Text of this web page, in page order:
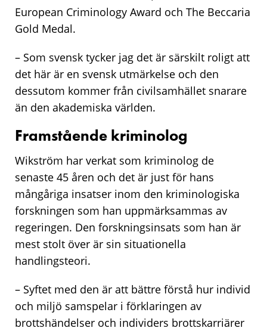
European Criminology Award och The Beccaria
Gold Medal.
– Som svensk tycker jag det är särskilt roligt att
det här är en svensk utmärkelse och den
dessutom kommer från civilsamhället snarare
än den akademiska världen.
Framstående kriminolog
Wikström har verkat som kriminolog de
senaste 45 åren och det är just för hans
mångåriga insatser inom den kriminologiska
forskningen som han uppmärksammas av
regeringen. Den forskningsinsats som han är
mest stolt över är sin situationella
handlingsteori.
– Syftet med den är att bättre förstå hur individ
och miljö samspelar i förklaringen av
brottshändelser och individers brottskarriärer